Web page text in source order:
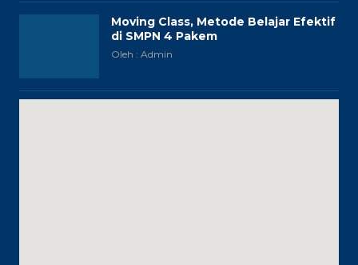
Moving Class, Metode Belajar Efektif
di SMPN 4 Pakem
Oleh : Admin